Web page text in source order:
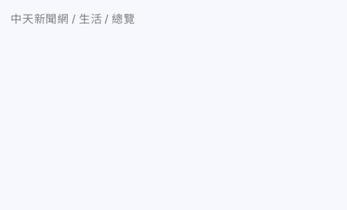
中天新聞網 生活 總覽